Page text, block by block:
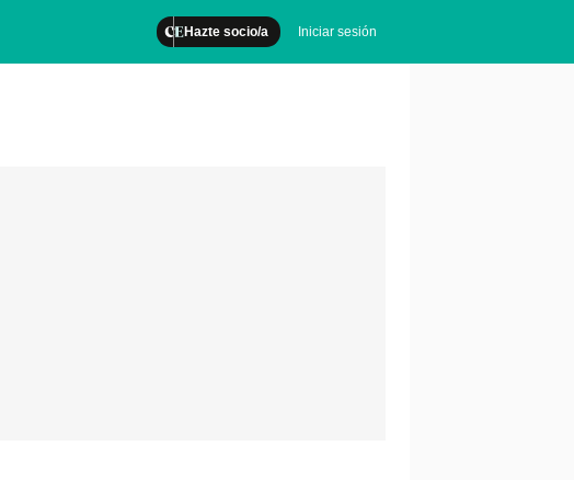
Hazte socio/a Iniciar sesión